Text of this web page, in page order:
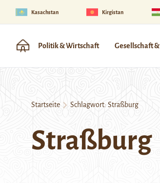
Kasachstan Kirgistan
Politik & Wirtschaft Gesellschaft
Startseite Schlagwort: Straßburg
Straßburg